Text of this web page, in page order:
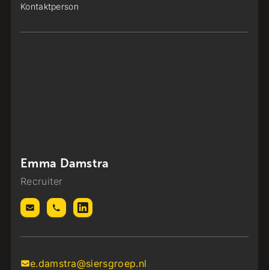
Kontaktperson
Emma Damstra
Recruiter
e.damstra@siersgroep.nl